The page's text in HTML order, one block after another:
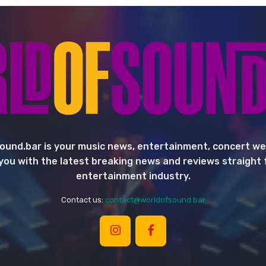
is your music news, entertainment, concert
with the latest breaking news and reviews straight
entertainment industry.
Contact us: contact@worldofsound.bar